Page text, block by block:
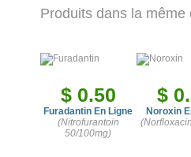
Produits dans la même
$ 0.50
Furadantin En Ligne
(Nitrofurantoin
50/100mg)
$
Noroxin